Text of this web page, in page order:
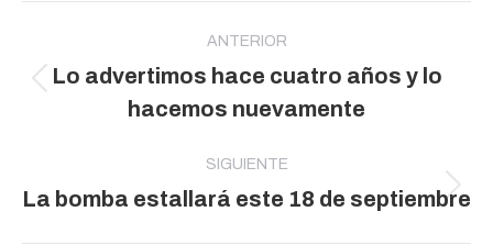
publicaciones
ANTERIOR
Publicación
anterior:
Lo advertimos hace cuatro años y lo
hacemos nuevamente
SIGUIENTE
Publicación
La bomba estallará este 18 de septiembre